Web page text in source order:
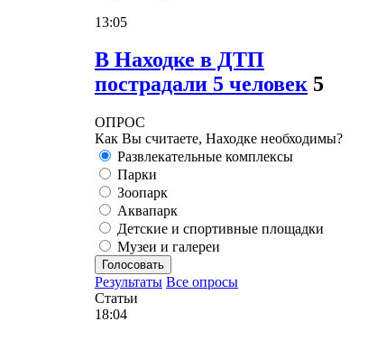
13:05
В Находке в ДТП
пострадали 5 человек 5
ОПРОС
Как Вы считаете, Находке необходимы?
Развлекательные комплексы
Парки
Зоопарк
Аквапарк
Детские и спортивные площадки
Музеи и галереи
Голосовать
Результаты Все опросы
Статьи
18:04